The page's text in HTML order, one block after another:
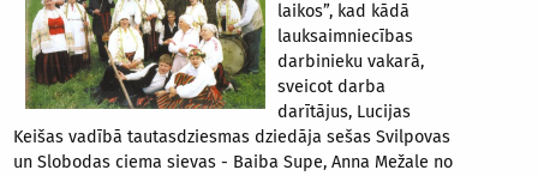
laikos”, kad kādā
lauksaimniecības
darbinieku vakarā,
sveicot darba
darītājus, Lucijas
Keišas vadībā tautasdziesmas dziedāja sešas Svilpovas
un Slobodas ciema sievas - Baiba Supe, Anna Mežale no